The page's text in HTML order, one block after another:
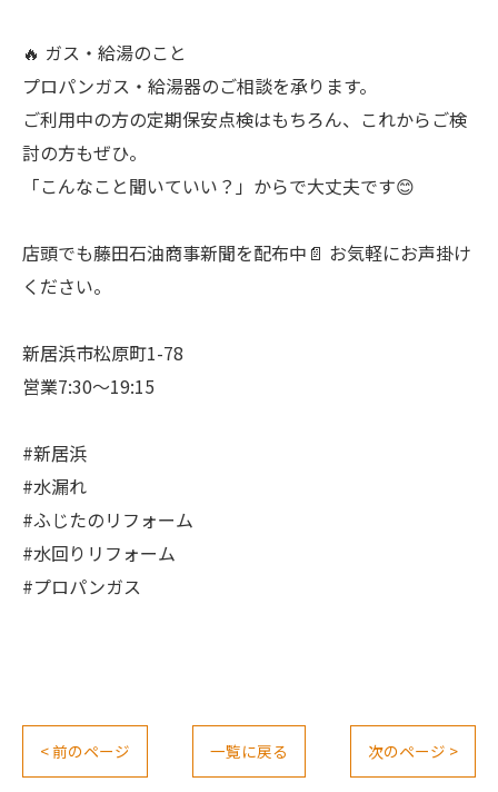
🔥 ガス・給湯のこと
プロパンガス・給湯器のご相談を承ります。
ご利用中の方の定期保安点検はもちろん、これからご検
討の方もぜひ。
「こんなこと聞いていい？」からで大丈夫です😊
店頭でも藤田石油商事新聞を配布中📄 お気軽にお声掛け
ください。
新居浜市松原町1-78
営業7:30〜19:15
#新居浜
#水漏れ
#ふじたのリフォーム
#水回りリフォーム
#プロパンガス
< 前のページ 一覧に戻る 次のページ >